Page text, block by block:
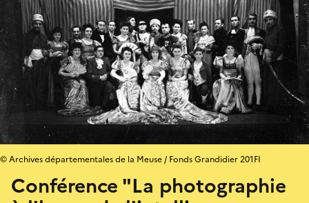
Conférence "La photographie
© Archives départementales de la Meuse / Fonds Grandidier 201FI